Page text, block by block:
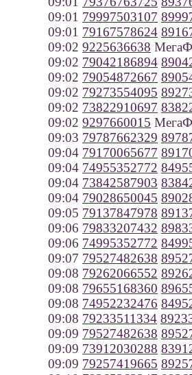
09:01 79997503107
09:01 79167578624
09:02 9225636638
09:02 79042186894
09:02 79054872667
09:02 79273554095
09:02 73822910697
09:02 9297660015
09:03 79787662329
09:04 79170065677
09:04 74955352772
09:04 73842587903
09:04 79028650045
09:05 79137847978
09:06 79833207432
09:06 74995352772
09:07 79527482638
09:08 79262066552
09:08 79655168360
09:08 74952232476
09:08 79233511334
09:09 79527482638
09:09 73912030288
09:09 79257419665